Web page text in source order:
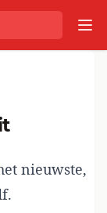
nieuwste,